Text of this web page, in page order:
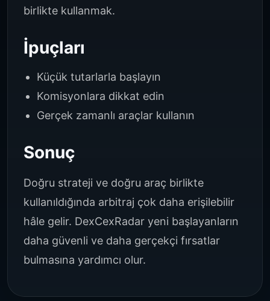
birlikte kullanmak.
İpuçları
Küçük tutarlarla başlayın
Komisyonlara dikkat edin
Gerçek zamanlı araçlar kullanın
Sonuç
Doğru strateji ve doğru araç birlikte
kullanıldığında arbitraj çok daha erişilebilir
hâle gelir. DexCexRadar yeni başlayanların
daha güvenli ve daha gerçekçi fırsatlar
bulmasına yardımcı olur.